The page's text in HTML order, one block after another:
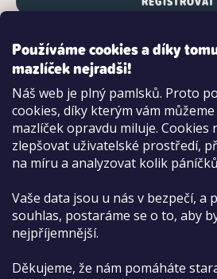
Používáme cookies a díky
mazlíček nejradši!
Náš web je plný pamlsků. Proto
cookies, díky kterým vám
mazlíček opravdu miluje. Cookies
zlepšovat uživatelské prostředí,
na míru a analyzovat kolik
Vaše data jsou u nás v bezpečí, a
souhlas, postaráme se o to, aby
nejpříjemnější.
Děkujeme, že nám pomáháte
Možnosti platby:
Hotově i kartou na pobočce